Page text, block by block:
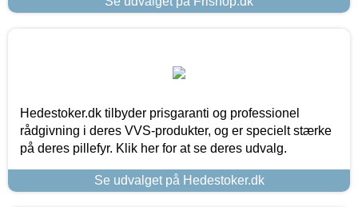
Hedestoker.dk tilbyder prisgaranti og professionel
rådgivning i deres VVS-produkter, og er specielt stærke
på deres pillefyr. Klik her for at se deres udvalg.
Se udvalget på Hedestoker.dk